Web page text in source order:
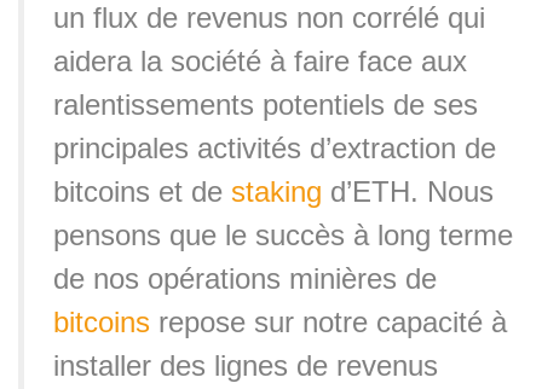
un flux de revenus non corrélé qui
aidera la société à faire face aux
ralentissements potentiels de ses
principales activités d’extraction de
bitcoins et de staking d’ETH. Nous
pensons que le succès à long terme
de nos opérations minières de
bitcoins repose sur notre capacité à
installer des lignes de revenus